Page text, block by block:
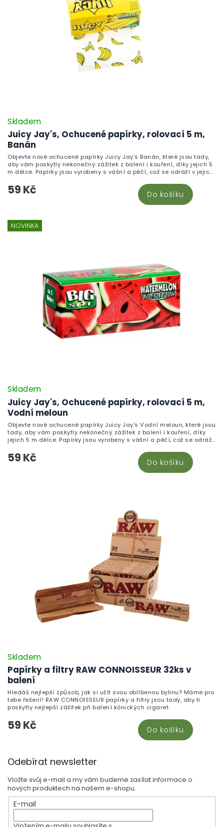
Juicy Jay's, Ochucené papírky, rolovací 5 m,
Banán
Skladem
59 Kč Do košíku
Objevte nové ochucené papírky Juicy Jay's Banán, které jsou tady,
aby vám poskytly nekonečný zážitek z balení i kouření, díky jejich 5
m délce. Papírky jsou vyrobeny s vášní a péčí, což se odráží v jejich
jedinečném designovém potisku. Jejich příchutě jsou jedinečné i
tradiční, a to z nich dělá ideální volbu pro každého milovníka
balení. Vyberte si papírky podle vaší chuti a zažijte ten rozdíl, který
vám ostatní papírky prostě nemohou nabídnout.
NOVINKA
Juicy Jay's, Ochucené papírky, rolovací 5 m,
Vodní meloun
Skladem
59 Kč Do košíku
Objevte nové ochucené papírky Juicy Jay's Vodní meloun, které jsou
tady, aby vám poskytly nekonečný zážitek z balení i kouření, díky
jejich 5 m délce. Papírky jsou vyrobeny s vášní a péčí, což se odráží
v jejich jedinečném designovém potisku. Jejich příchutě jsou
jedinečné i tradiční, a to z nich dělá ideální volbu pro každého
milovníka balení. Vyberte si papírky podle vaší chuti a zažijte ten
rozdíl, který vám ostatní papírky prostě nemohou nabídnout.
Papírky a filtry RAW CONNOISSEUR 32ks v
balení
Skladem
59 Kč Do košíku
Hledáš nejlepší způsob, jak si užít svou oblíbenou bylinu? Máme pro
tebe řešení! RAW CONNOISSEUR papírky a filtry jsou tady, aby ti
poskytly nejlepší zážitek při balení kónických cigaret.
Odebírat newsletter
Vložte svůj e-mail a my vám budeme zasílat informace o
nových produktech na našem e-shopu.
E-mail